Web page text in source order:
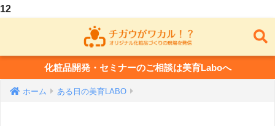
12
化粧品開発・セミナーのご相談は美育Laboへ
ホーム ある日の美育LABO